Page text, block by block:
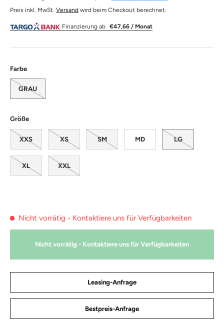
Preis inkl. MwSt. Versand wird beim Checkout berechnet.
Finanzierung ab €47,66 / Monat
Farbe
GRAU
Größe
XXS XS SM MD LG
XL XXL
Nicht vorrätig - Kontaktiere uns für Verfügbarkeiten
Nicht vorrätig - Kontaktiere uns für Verfügbarkeiten
Leasing-Anfrage
Bestpreis-Anfrage